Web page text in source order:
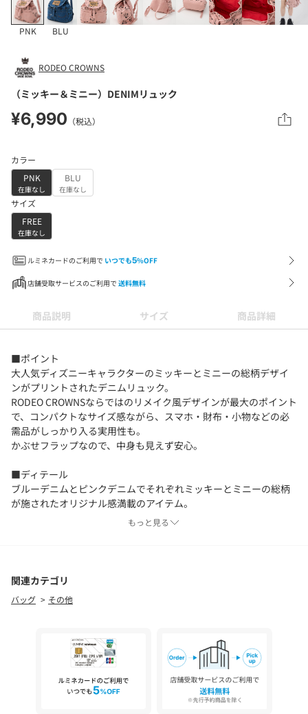
PNK BLU
RODEO CROWNS
（ミッキー＆ミニー）DENIMリュック
¥6,990 （税込）
カラー
PNK
在庫なし
BLU
在庫なし
サイズ
FREE
在庫なし
ルミネカードのご利用で いつでも5%OFF
店舗受取サービスのご利用で 送料無料
商品説明 サイズ 商品詳細
■ポイント
大人気ディズニーキャラクターのミッキーとミニーの総柄デザイ
ンがプリントされたデニムリュック。
RODEO CROWNSならではのリメイク風デザインが最大のポイント
で、コンパクトなサイズ感ながら、スマホ・財布・小物などの必
需品がしっかり入る実用性も。
かぶせフラップなので、中身も見えず安心。
■ディテール
ブルーデニムとピンクデニムでそれぞれミッキーとミニーの総柄
が施されたオリジナル感満載のアイテム。
フロントにはブランドの象徴でもあるデニムのポケットが付いて
420IAA01-1891 (M＆M) DENIMポーチと同じシリーズとなっており
ます。
合わせてお使い頂くとさらに可愛さアップです。
※画像の商品はサンプルです。実際の商品と仕様、加工が若干異
なる場合があります。
※画像の商品は光の照射や角度、お使いのモニター環境により、
実物と色味が異なる場合がございます。
※着用、お取り扱いの際は、アテンションタグをご確認くださ
もっと見る
関連カテゴリ
バッグ その他